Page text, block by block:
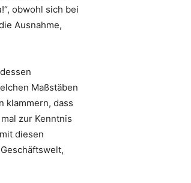
!“, obwohl sich bei
Ausnahme,
Maßstäben
klammern, dass
zur Kenntnis
diesen